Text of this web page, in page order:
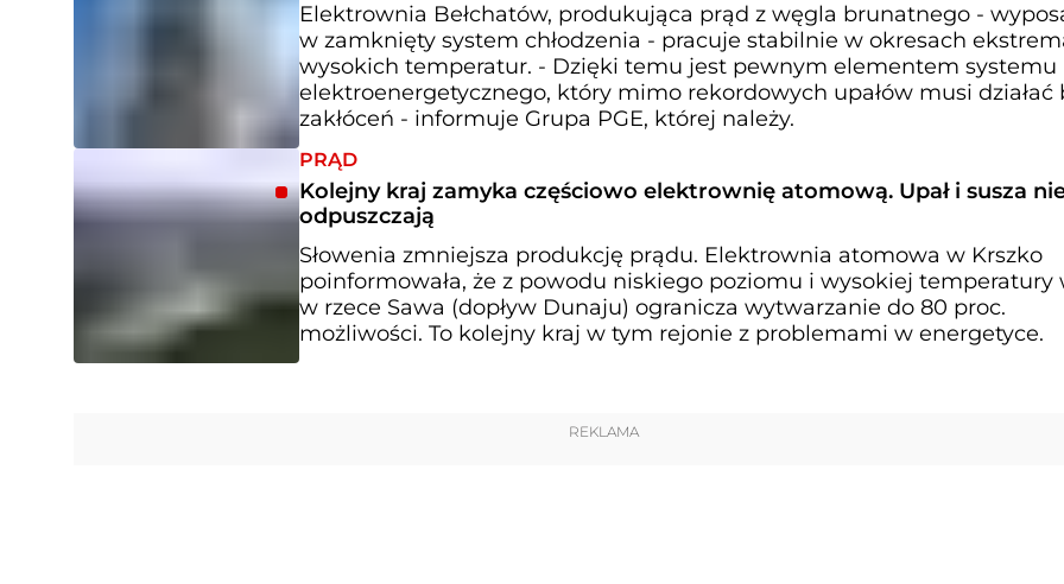
Elektrownia Bełchatów, produkująca prąd z węgla brunatnego -
w zamknięty system chłodzenia - pracuje stabilnie w okresach
wysokich temperatur. - Dzięki temu jest pewnym elementem systemu
elektroenergetycznego, który mimo rekordowych upałów musi działać
zakłóceń - informuje Grupa PGE, której należy.
PRĄD
Kolejny kraj zamyka częściowo elektrownię atomową. Upał i susza
odpuszczają
Słowenia zmniejsza produkcję prądu. Elektrownia atomowa w Krszko
poinformowała, że z powodu niskiego poziomu i wysokiej temperatury
w rzece Sawa (dopływ Dunaju) ogranicza wytwarzanie do 80 proc.
możliwości. To kolejny kraj w tym rejonie z problemami w energetyce.
REKLAMA